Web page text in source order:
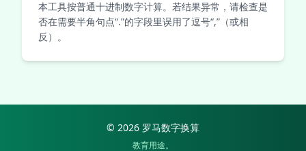
本工具按普通十进制数字计算。若结果异常，请检查是
否在需要半角句点“.”的字段里误用了逗号“,”（或相
反）。
© 2026 罗马数字换算
教育用途。